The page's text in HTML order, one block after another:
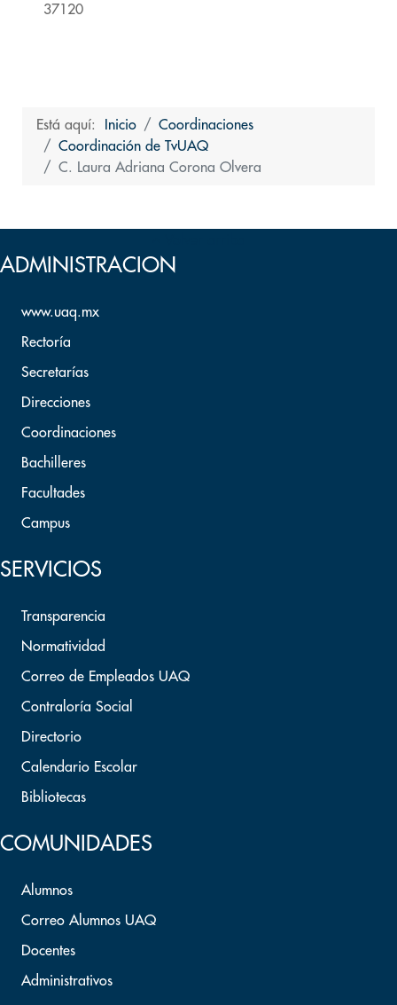
37120
Está aquí: Inicio
Coordinaciones
Coordinación de TvUAQ
C. Laura Adriana Corona Olvera
ADMINISTRACION
www.uaq.mx
Rectoría
Secretarías
Direcciones
Coordinaciones
Bachilleres
Facultades
Campus
SERVICIOS
Transparencia
Normatividad
Correo de Empleados UAQ
Contraloría Social
Directorio
Calendario Escolar
Bibliotecas
COMUNIDADES
Alumnos
Correo Alumnos UAQ
Docentes
Administrativos